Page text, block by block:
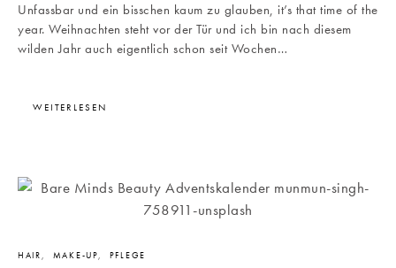
Unfassbar und ein bisschen kaum zu glauben, it’s that time of the
year. Weihnachten steht vor der Tür und ich bin nach diesem
wilden Jahr auch eigentlich schon seit Wochen…
WEITERLESEN
HAIR MAKE-UP PFLEGE